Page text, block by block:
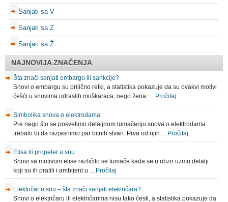
Sanjati sa V
Sanjati sa Z
Sanjati sa Ž
NAJNOVIJA ZNAČENJA
Šta znači sanjati embargo ili sankcije?
Snovi o embargu su prilično retki, a statistika pokazuje da su ovakvi motivi
ćešći u snovima odraslih muškaraca, nego žena. … Pročitaj
Simbolika snova o elektrodama
Pre nego što se posvetimo detaljnom tumačenju snova o elektrodama
trebalo bi da razjasnimo par bitnih stvari. Prva od njih … Pročitaj
Elisa ili propeler u snu
Snovi sa motivom elise različito se tumače kada se u obzir uzmu detalji
koji su ih pratili i ambijent u … Pročitaj
Električar u snu – šta znači sanjati električara?
Snovi o električaru ili električarima nisu tako česti, a statistika pokazuje da